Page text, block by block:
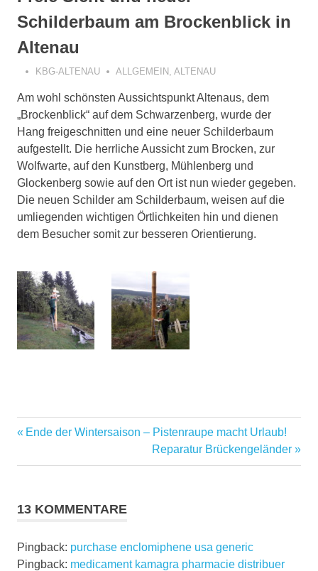
Schilderbaum am Brockenblick in
Altenau
KBG-ALTENAU ALLGEMEIN , ALTENAU
Am wohl schönsten Aussichtspunkt Altenaus, dem
„Brockenblick“ auf dem Schwarzenberg, wurde der
Hang freigeschnitten und eine neuer Schilderbaum
aufgestellt. Die herrliche Aussicht zum Brocken, zur
Wolfwarte, auf den Kunstberg, Mühlenberg und
Glockenberg sowie auf den Ort ist nun wieder gegeben.
Die neuen Schilder am Schilderbaum, weisen auf die
umliegenden wichtigen Örtlichkeiten hin und dienen
dem Besucher somit zur besseren Orientierung.
Beitragsnavigation
Vorheriger
Ende der Wintersaison – Pistenraupe macht Urlaub!
Nächster
Beitrag:
Reparatur Brückengeländer
13 KOMMENTARE
Pingback: purchase enclomiphene usa generic
Pingback: medicament kamagra pharmacie distribuer